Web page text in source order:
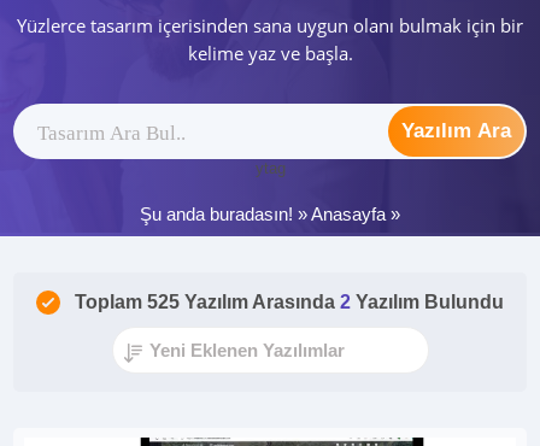
Yüzlerce tasarım içerisinden sana uygun olanı bulmak için bir
kelime yaz ve başla.
Yazılım Ara
ytag
Şu anda buradasın! »Anasayfa »
Toplam 525 Yazılım Arasında 2 Yazılım Bulundu